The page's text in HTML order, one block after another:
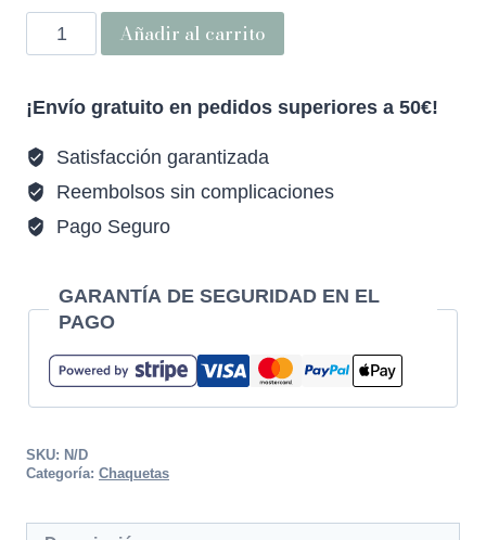
Añadir al carrito
¡Envío gratuito en pedidos superiores a 50€!
Satisfacción garantizada
Reembolsos sin complicaciones
Pago Seguro
GARANTÍA DE SEGURIDAD EN EL
PAGO
SKU: N/D
Categoría: Chaquetas